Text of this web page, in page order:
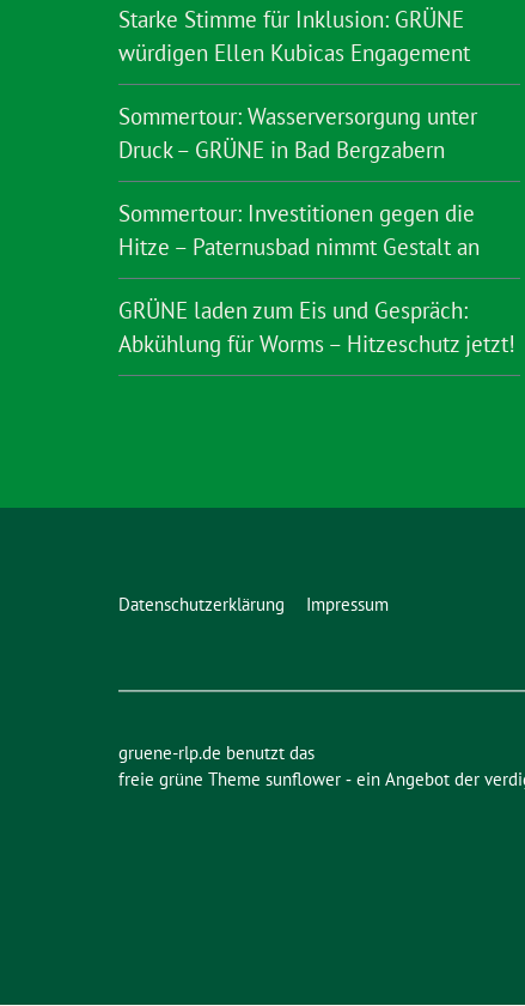
Starke Stimme für Inklusion: GRÜNE
würdigen Ellen Kubicas Engagement
Sommertour: Wasserversorgung unter
Druck – GRÜNE in Bad Bergzabern
Sommertour: Investitionen gegen die
Hitze – Paternusbad nimmt Gestalt an
GRÜNE laden zum Eis und Gespräch:
Abkühlung für Worms – Hitzeschutz jetzt!
Datenschutzerklärung Impressum
gruene-rlp.de benutzt das
freie grüne Theme sunflower ‐ ein Angebot der